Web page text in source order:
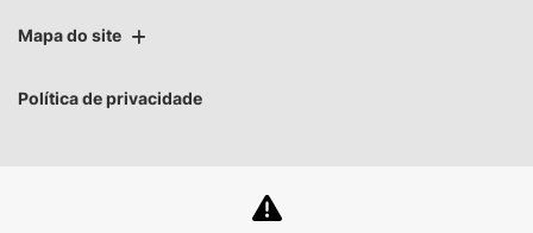
Mapa do site
Política de privacidade